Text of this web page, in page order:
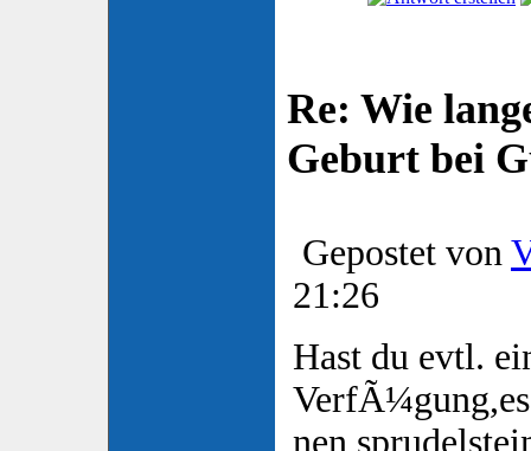
Re: Wie
Geburt bei
Gepostet von
21:26
Hast du evtl.
nen